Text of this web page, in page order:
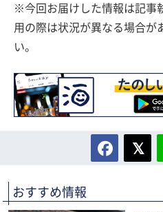
※今回お届けした情報は記事
用の際は状況が異なる場合が
い。
おすすめ情報